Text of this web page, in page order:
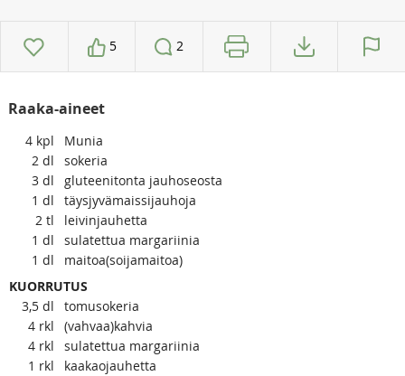
5 2
Raaka-aineet
4 kpl
Munia
2 dl
sokeria
3 dl
gluteenitonta jauhoseosta
1 dl
täysjyvämaissijauhoja
2 tl
leivinjauhetta
1 dl
sulatettua margariinia
1 dl
maitoa(soijamaitoa)
KUORRUTUS
3,5 dl
tomusokeria
4 rkl
(vahvaa)kahvia
4 rkl
sulatettua margariinia
1 rkl
kaakaojauhetta